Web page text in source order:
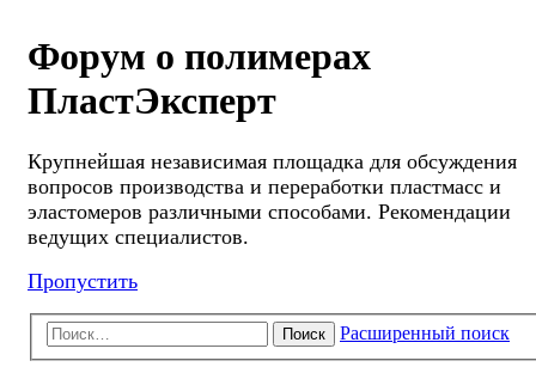
Форум о полимерах
ПластЭксперт
Крупнейшая независимая площадка для обсуждения
вопросов производства и переработки пластмасс и
эластомеров различными способами. Рекомендации
ведущих специалистов.
Пропустить
Поиск Расширенный поиск